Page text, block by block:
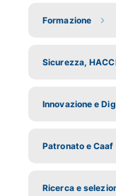
Formazione
Sicurezza,
Innovazione e
Patronato e Caaf
Ricerca e